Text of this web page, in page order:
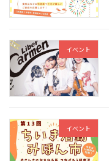
イベント
イベント